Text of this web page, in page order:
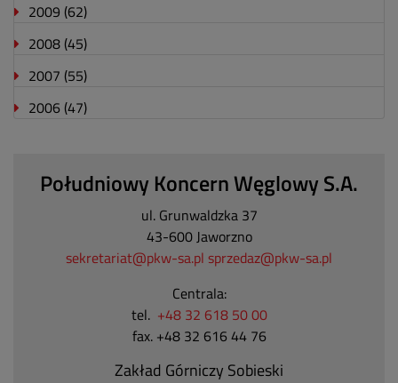
2009 (62)
2008 (45)
2007 (55)
2006 (47)
Południowy Koncern Węglowy S.A.
ul. Grunwaldzka 37
43-600 Jaworzno
sekretariat@pkw-sa.pl sprzedaz@pkw-sa.pl
Centrala:
tel. +48 32 618 50 00
fax. +48 32 616 44 76
Zakład Górniczy Sobieski